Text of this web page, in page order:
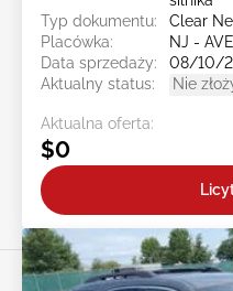
Typ dokumentu:
Clear
Placówka:
NJ -
Data sprzedaży:
08/10/
Aktualny status:
Nie
Aktualna oferta:
$0